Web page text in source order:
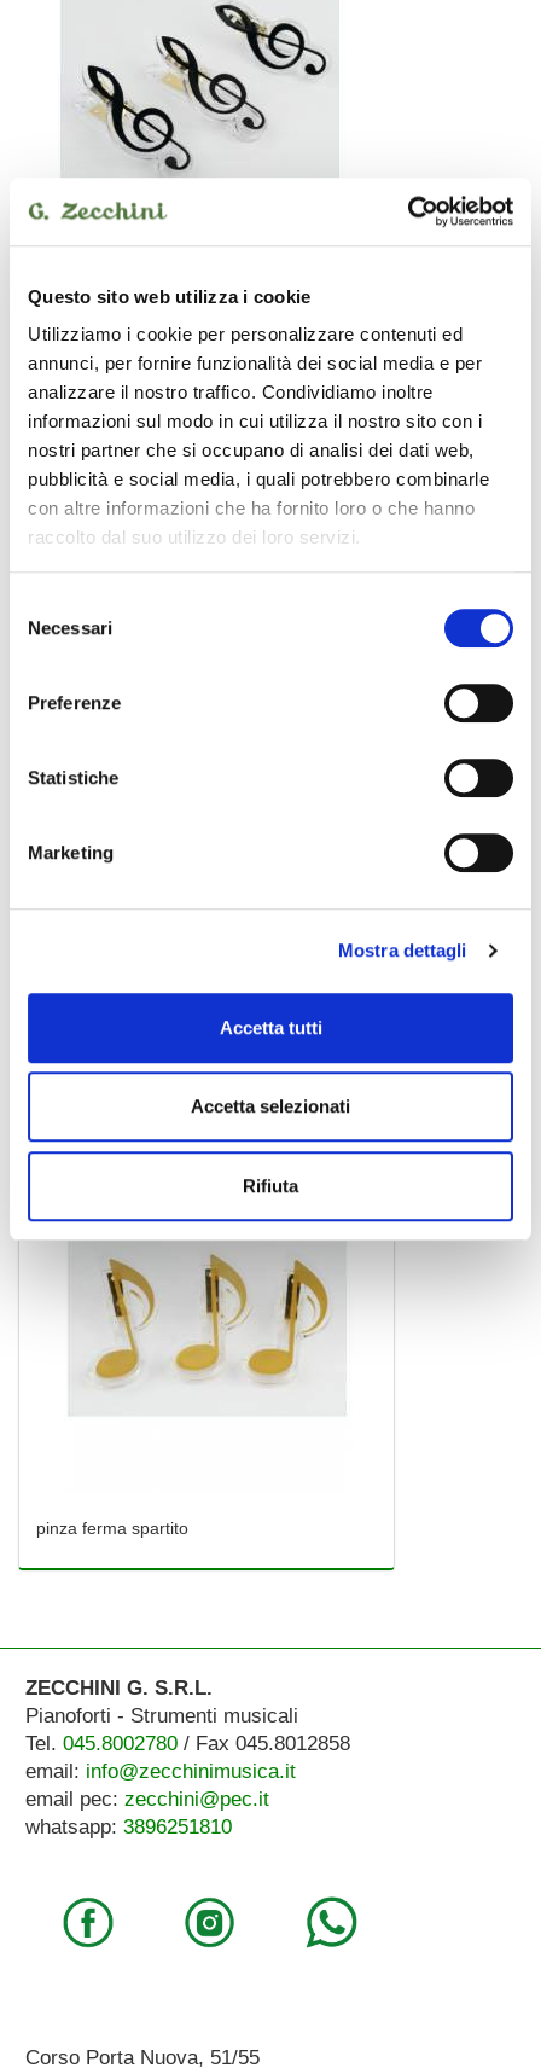
Questo sito web utilizza i cookie
Utilizziamo i cookie per personalizzare contenuti ed
annunci, per fornire funzionalità dei social media e per
analizzare il nostro traffico. Condividiamo inoltre
informazioni sul modo in cui utilizza il nostro sito con i
nostri partner che si occupano di analisi dei dati web,
pubblicità e social media, i quali potrebbero combinarle
con altre informazioni che ha fornito loro o che hanno
raccolto dal suo utilizzo dei loro servizi.
delNecessari
Preferenze
Statistiche
Marketing
Mostra dettagli
Accetta tutti
Accetta selezionati
Rifiuta
Le immagini e le descrizioni dei prodotti riproducono nel modo più
fedele le caratteristiche degli stessi. Possono peraltro sussistere
errori o difformità sull’aspetto e nella descrizione dei beni e dei loro
come indicative. Farà fede la descrizione del prodotto contenuta nel
modulo d’ordine.
pinza ferma spartito
ARG
pinza ferma spartito
ZECCHINI G. S.R.L.
Pianoforti - Strumenti musicali
Tel. 045.8002780/ Fax 045.8012858
email: info@zecchinimusica.it
email pec: zecchini@pec.it
whatsapp: 3896251810
Corso Porta Nuova, 51/55